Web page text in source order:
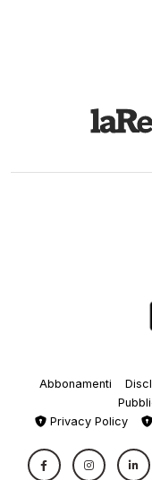
Abbonamenti
Privacy Policy